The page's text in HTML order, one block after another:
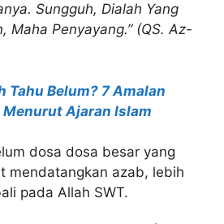
Sungguh, Dialah Yang
Maha Penyayang.” (QS. Az-
Tahu Belum? 7 Amalan
Menurut Ajaran Islam
dosa dosa besar yang
mendatangkan azab, lebih
pada Allah SWT.